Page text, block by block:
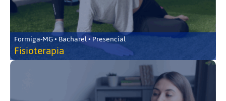
Formiga-MG • Bacharel • Presencial
Fisioterapia